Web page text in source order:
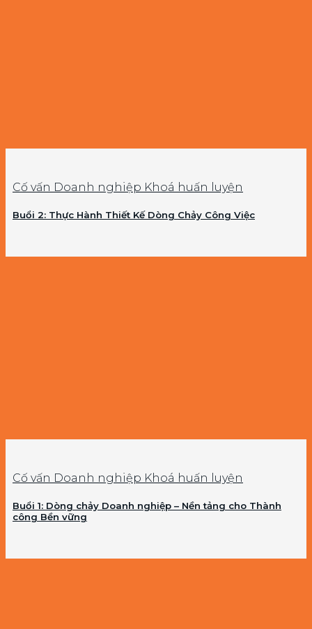
Cố vấn Doanh nghiệp Khoá huấn luyện
Buổi 2: Thực Hành Thiết Kế Dòng Chảy Công Việc
Cố vấn Doanh nghiệp Khoá huấn luyện
Buổi 1: Dòng chảy Doanh nghiệp – Nền tảng cho Thành
công Bền vững